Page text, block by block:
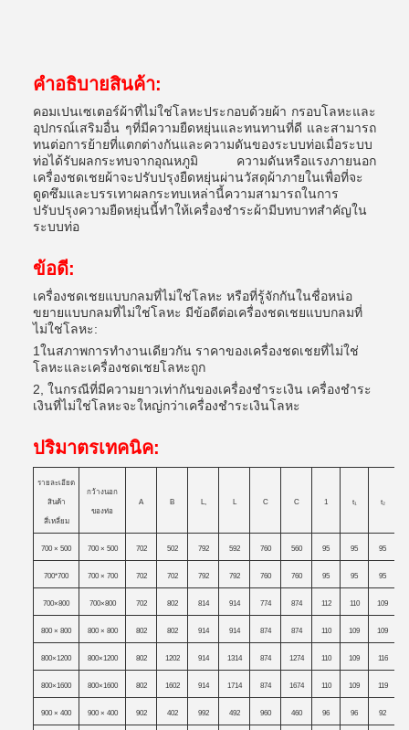
คําอธิบายสินค้า:
คอมเปนเซเตอร์ผ้าที่ไม่ใช่โลหะประกอบด้วยผ้า กรอบโลหะและ
อุปกรณ์เสริมอื่น ๆที่มีความยืดหยุ่นและทนทานที่ดี และสามารถ
ทนต่อการย้ายที่แตกต่างกันและความดันของระบบท่อเมื่อระบบ
ท่อได้รับผลกระทบจากอุณหภูมิ ความดันหรือแรงภายนอก
เครื่องชดเชยผ้าจะปรับปรุงยืดหยุ่นผ่านวัสดุผ้าภายในเพื่อที่จะ
ดูดซึมและบรรเทาผลกระทบเหล่านี้ความสามารถในการ
ปรับปรุงความยืดหยุ่นนี้ทําให้เครื่องชําระผ้ามีบทบาทสําคัญใน
ระบบท่อ
ข้อดี:
เครื่องชดเชยแบบกลมที่ไม่ใช่โลหะ หรือที่รู้จักกันในชื่อหน่อ
ขยายแบบกลมที่ไม่ใช่โลหะ มีข้อดีต่อเครื่องชดเชยแบบกลมที่
ไม่ใช่โลหะ:
1ในสภาพการทํางานเดียวกัน ราคาของเครื่องชดเชยที่ไม่ใช่
โลหะและเครื่องชดเชยโลหะถูก
2, ในกรณีที่มีความยาวเท่ากันของเครื่องชําระเงิน เครื่องชําระ
เงินที่ไม่ใช่โลหะจะใหญ่กว่าเครื่องชําระเงินโลหะ
ปริมาตรเทคนิค:
รายละเอียด
สินค้า
สี่เหลี่ยม
กว้างนอก
ของท่อ
A B L, L C C 1 t₁ t₂
700 × 500 700 × 500 702 502 792 592 760 560 95 95 95
700*700 700 × 700 702 702 792 792 760 760 95 95 95
700×800 700×800 702 802 814 914 774 874 112 110 109
800 × 800 800 × 800 802 802 914 914 874 874 110 109 109
800×1200 800×1200 802 1202 914 1314 874 1274 110 109 116
800×1600 800×1600 802 1602 914 1714 874 1674 110 109 119
900 × 400 900 × 400 902 402 992 492 960 460 96 96 92